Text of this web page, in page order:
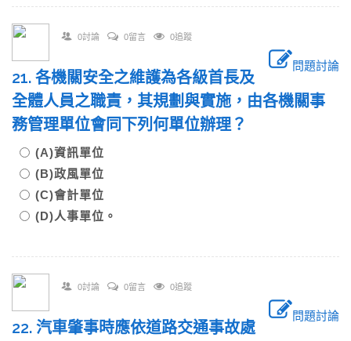
0討論 0留言 0追蹤
問題討論
21. 各機關安全之維護為各級首長及
全體人員之職責，其規劃與實施，由各機關事
務管理單位會同下列何單位辦理？
(A)資訊單位
(B)政風單位
(C)會計單位
(D)人事單位。
0討論 0留言 0追蹤
問題討論
22. 汽車肇事時應依道路交通事故處